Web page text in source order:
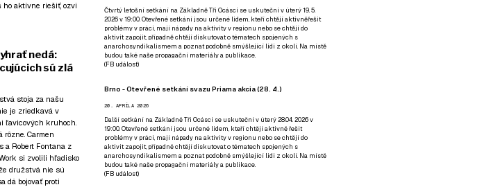
ho aktívne riešiť, ozvi
nedá:
sú zlá
stoja za našu
je zriedkavá v
ľavicových kruhoch.
rôzne. Carmen
a Robert Fontana z
si zvolili hľadisko
družstvá nie sú
dá bojovať proti
Čtvrtý letošní setkání na Základně Tři Ocásci se uskuteční v úterý 19. 5.
2026 v 19:00. Otevřené setkání jsou určené lidem, kteří chtějí aktivněřešit
problémy v práci, mají nápady na aktivity v regionu nebo se chtějí do
aktivit zapojit, případně chtějí diskutovat o tématech spojených s
anarchosyndikalismem a poznat podobně smýšlející lidi z okolí. Na místě
budou také naše propagační materiály a publikace.
(FB událost)
Brno - Otevřené setkání svazu Priama akcia (28. 4.)
20. APRÍLA 2026
Další setkání na Základně Tři Ocásci se uskuteční v úterý 28.04. 2026 v
19:00. Otevřené setkání jsou určené lidem, kteří chtějí aktivně řešit
problémy v práci, mají nápady na aktivity v regionu nebo se chtějí do
aktivit zapojit, případně chtějí diskutovat o tématech spojených s
anarchosyndikalismem a poznat podobně smýšlející lidi z okolí. Na místě
budou také naše propagační materiály a publikace.
(FB událost)